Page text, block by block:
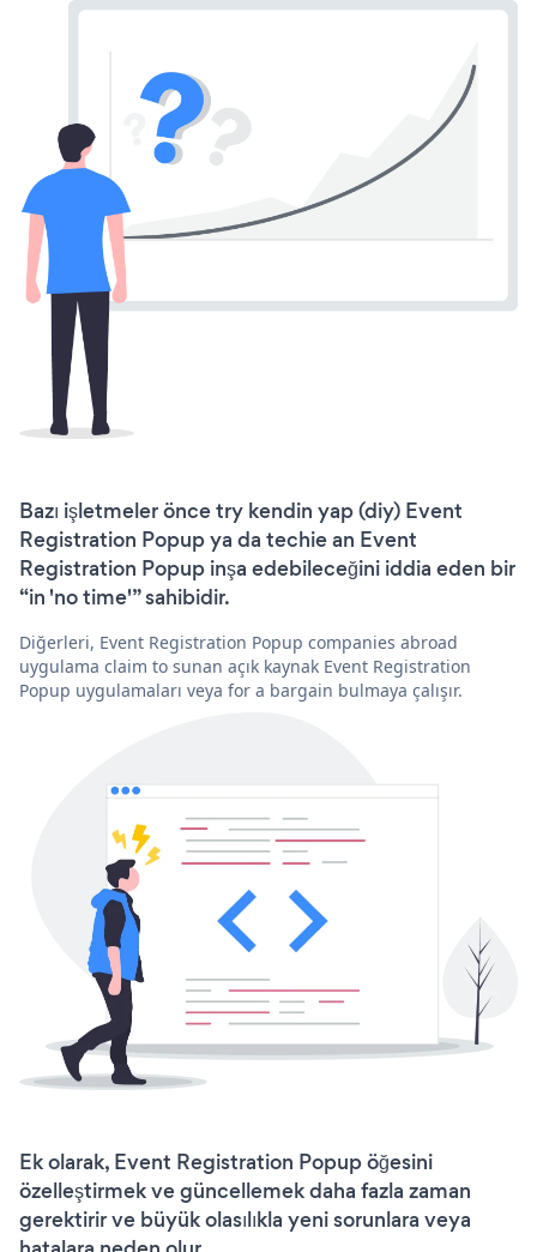
Bazı işletmeler önce try kendin yap (diy) Event
Registration Popup ya da techie an Event
Registration Popup inşa edebileceğini iddia eden bir
“in 'no time'” sahibidir.
Diğerleri, Event Registration Popup companies abroad
uygulama claim to sunan açık kaynak Event Registration
Popup uygulamaları veya for a bargain bulmaya çalışır.
Ek olarak, Event Registration Popup öğesini
özelleştirmek ve güncellemek daha fazla zaman
gerektirir ve büyük olasılıkla yeni sorunlara veya